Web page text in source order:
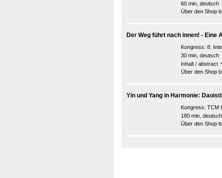
60 min, deutsch
Über den Shop
Der Weg führt nach innen! - Eine
Kongress: 8.
30 min, deutsch
Inhalt / abstract
Über den Shop
Yin und Yang in Harmonie:
Kongress: TCM
180 min, deutsch
Über den Shop